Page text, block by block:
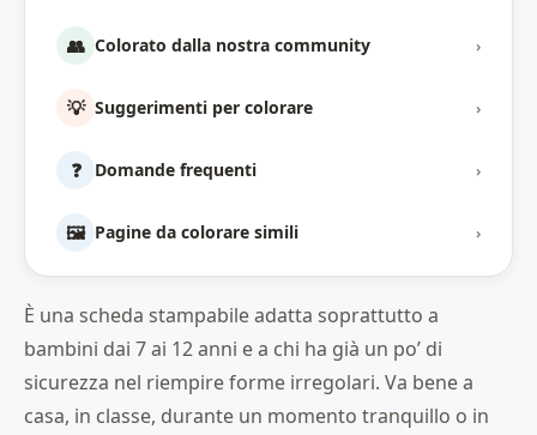
👥 Colorato dalla nostra community ›
💡 Suggerimenti per colorare ›
❓ Domande frequenti ›
🖼️ Pagine da colorare simili ›
È una scheda stampabile adatta soprattutto a
bambini dai 7 ai 12 anni e a chi ha già un po’ di
sicurezza nel riempire forme irregolari. Va bene a
casa, in classe, durante un momento tranquillo o in